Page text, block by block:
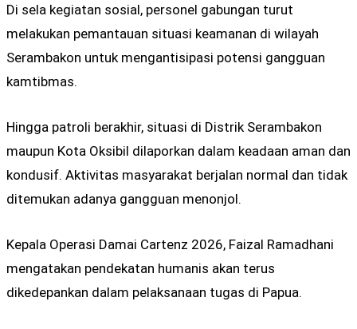
Di sela kegiatan sosial, personel gabungan turut
melakukan pemantauan situasi keamanan di wilayah
Serambakon untuk mengantisipasi potensi gangguan
kamtibmas.
Hingga patroli berakhir, situasi di Distrik Serambakon
maupun Kota Oksibil dilaporkan dalam keadaan aman dan
kondusif. Aktivitas masyarakat berjalan normal dan tidak
ditemukan adanya gangguan menonjol.
Kepala Operasi Damai Cartenz 2026, Faizal Ramadhani
mengatakan pendekatan humanis akan terus
dikedepankan dalam pelaksanaan tugas di Papua.